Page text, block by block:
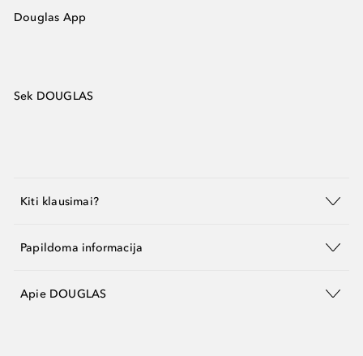
Douglas App
Sek DOUGLAS
Kiti klausimai?
Papildoma informacija
Apie DOUGLAS